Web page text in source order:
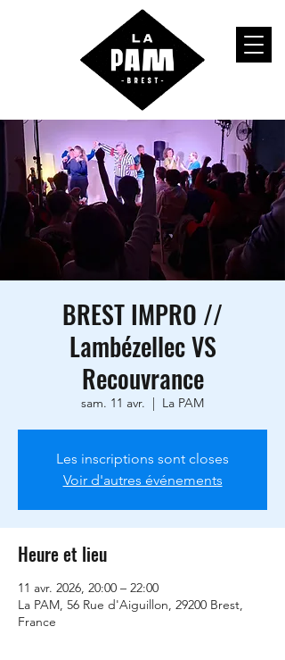
BREST IMPRO //
Lambézellec VS
Recouvrance
sam. 11 avr.
  |
La PAM
Les inscriptions sont closes
Voir d'autres événements
Heure et lieu
11 avr. 2026, 20:00 – 22:00
La PAM, 56 Rue d'Aiguillon, 29200 Brest,
France